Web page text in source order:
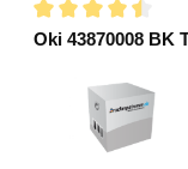
Oki 43870008 BK